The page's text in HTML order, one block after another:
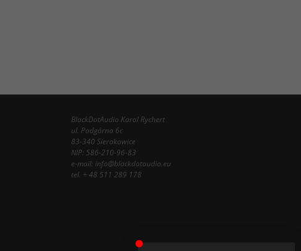
BlackDotAudio Karol Rychert
ul. Podgórna 6c
83-340 Sierakowice
NIP: 586-210-96-83
e-mail:info@blackdotaudio.eu
tel. + 48 511 289 178